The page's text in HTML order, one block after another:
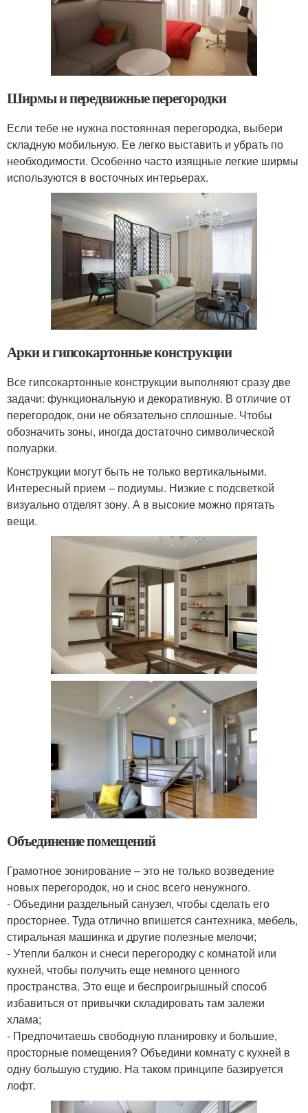
Ширмы и передвижные перегородки
Если тебе не нужна постоянная перегородка, выбери
складную мобильную. Ее легко выставить и убрать по
необходимости. Особенно часто изящные легкие ширмы
используются в восточных интерьерах.
Арки и гипсокартонные конструкции
Все гипсокартонные конструкции выполняют сразу две
задачи: функциональную и декоративную. В отличие от
перегородок, они не обязательно сплошные. Чтобы
обозначить зоны, иногда достаточно символической
полуарки.
Конструкции могут быть не только вертикальными.
Интересный прием – подиумы. Низкие с подсветкой
визуально отделят зону. А в высокие можно прятать
вещи.
Объединение помещений
Грамотное зонирование – это не только возведение
новых перегородок, но и снос всего ненужного.
- Объедини раздельный санузел, чтобы сделать его
просторнее. Туда отлично впишется сантехника, мебель,
стиральная машинка и другие полезные мелочи;
- Утепли балкон и снеси перегородку с комнатой или
кухней, чтобы получить еще немного ценного
пространства. Это еще и беспроигрышный способ
избавиться от привычки складировать там залежи
хлама;
- Предпочитаешь свободную планировку и большие,
просторные помещения? Объедини комнату с кухней в
одну большую студию. На таком принципе базируется
лофт.